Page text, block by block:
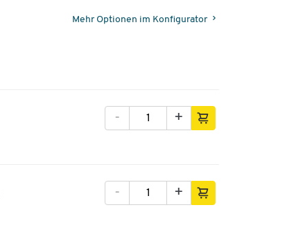
Mehr Optionen im Konfigurator
+
-
+
-